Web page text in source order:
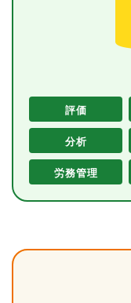
評価
分析
労務管理